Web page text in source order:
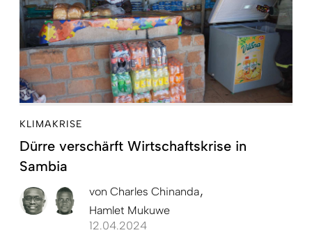
KLIMAKRISE
Dürre verschärft Wirtschaftskrise in
Sambia
von Charles Chinanda
Hamlet Mukuwe
12.04.2024